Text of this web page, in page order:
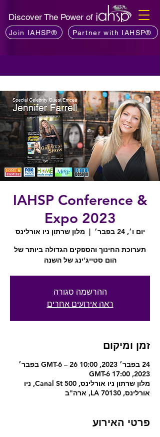
Discover The Power of
Join IAHSP® Partner with IAHSP®
IAHSP Conference &
Expo 2023
יום ו׳, 24 בפבר׳
  |
מלון שרתון ניו אורלינס
תערוכת החינוך והספקים הגדולה ביותר של
הום סטייג'ינג של השנה
ההרשמה סגורה
ראה אירועים אחרים
זמן ומיקום
24 בפבר׳ 2023, 10:00 GMT-6‎ – 26 בפבר׳
2023, 17:00 GMT-6‎
מלון שרתון ניו אורלינס, 500 Canal St, ניו
אורלינס, LA 70130, ארה"ב
פרטי האירוע